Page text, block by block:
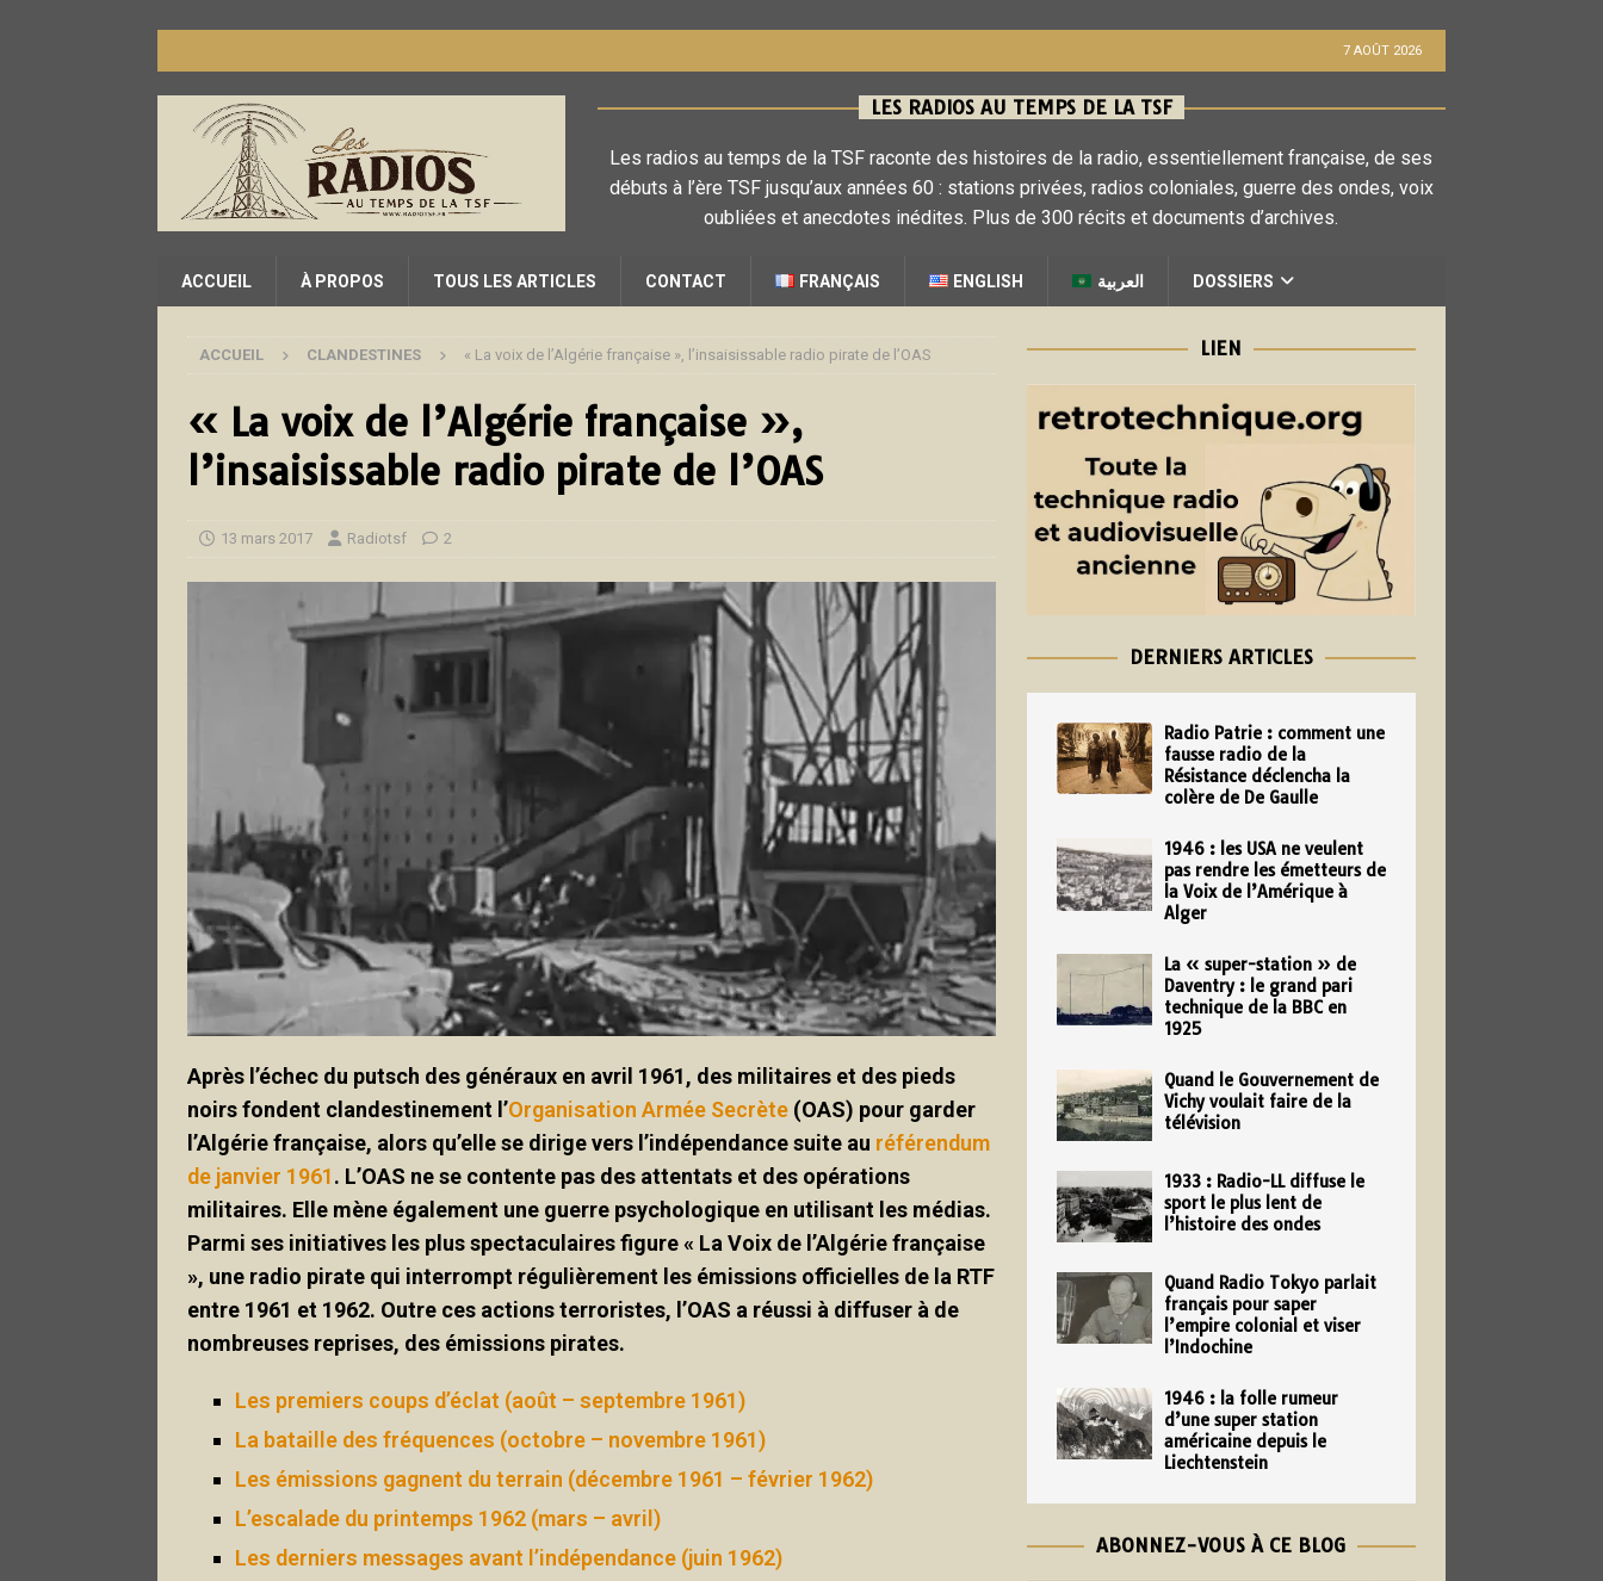
7 AOÛT 2026
LES RADIOS AU TEMPS DE LA TSF
Les radios au temps de la TSF raconte des histoires de la radio, essentiellement française, de ses
débuts à l’ère TSF jusqu’aux années 60 : stations privées, radios coloniales, guerre des ondes, voix
oubliées et anecdotes inédites. Plus de 300 récits et documents d’archives.
ACCUEIL À PROPOS TOUS LES ARTICLES CONTACT FRANÇAIS ENGLISH العربية DOSSIERS
ACCUEIL CLANDESTINES « La voix de l’Algérie française », l’insaisissable radio pirate de l’OAS
« La voix de l’Algérie française »,
l’insaisissable radio pirate de l’OAS
13 mars 2017 Radiotsf 2
Après l’échec du putsch des généraux en avril 1961, des militaires et des pieds
noirs fondent clandestinement l’Organisation Armée Secrète (OAS) pour garder
l’Algérie française, alors qu’elle se dirige vers l’indépendance suite au référendum
de janvier 1961. L’OAS ne se contente pas des attentats et des opérations
militaires. Elle mène également une guerre psychologique en utilisant les médias.
Parmi ses initiatives les plus spectaculaires figure « La Voix de l’Algérie française
», une radio pirate qui interrompt régulièrement les émissions officielles de la RTF
entre 1961 et 1962. Outre ces actions terroristes, l’OAS a réussi à diffuser à de
nombreuses reprises, des émissions pirates.
Les premiers coups d’éclat (août – septembre 1961)
La bataille des fréquences (octobre – novembre 1961)
Les émissions gagnent du terrain (décembre 1961 – février 1962)
L’escalade du printemps 1962 (mars – avril)
Les derniers messages avant l’indépendance (juin 1962)
LIEN
DERNIERS ARTICLES
Radio Patrie : comment une
fausse radio de la
Résistance déclencha la
colère de De Gaulle
1946 : les USA ne veulent
pas rendre les émetteurs de
la Voix de l’Amérique à
Alger
La « super-station » de
Daventry : le grand pari
technique de la BBC en
1925
Quand le Gouvernement de
Vichy voulait faire de la
télévision
1933 : Radio-LL diffuse le
sport le plus lent de
l’histoire des ondes
Quand Radio Tokyo parlait
français pour saper
l’empire colonial et viser
l’Indochine
1946 : la folle rumeur
d’une super station
américaine depuis le
Liechtenstein
ABONNEZ-VOUS À CE BLOG